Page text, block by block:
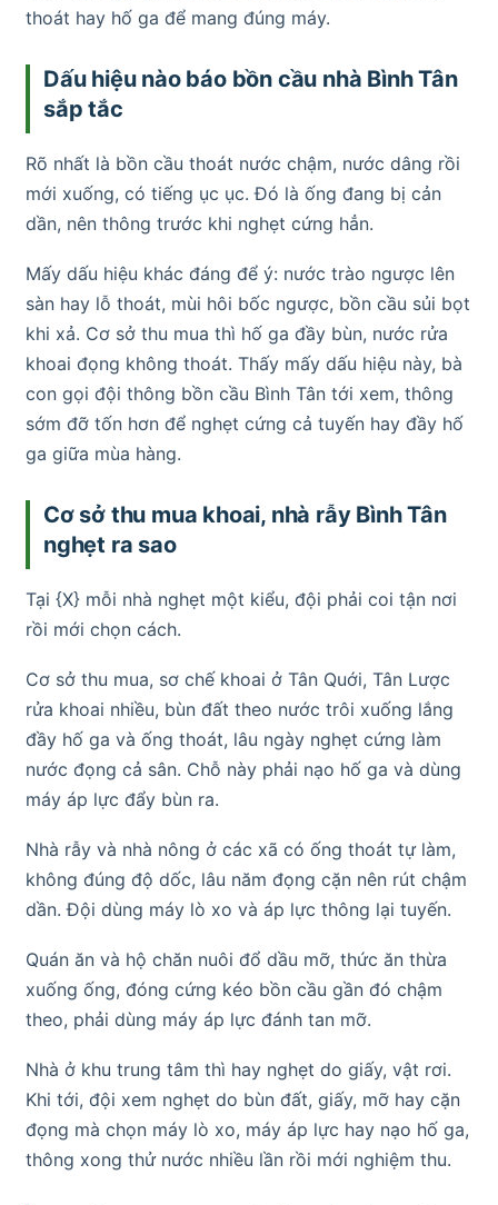
thoát hay hố ga để mang đúng máy.
Dấu hiệu nào báo bồn cầu nhà Bình Tân
sắp tắc
Rõ nhất là bồn cầu thoát nước chậm, nước dâng rồi
mới xuống, có tiếng ục ục. Đó là ống đang bị cản
dần, nên thông trước khi nghẹt cứng hẳn.
Mấy dấu hiệu khác đáng để ý: nước trào ngược lên
sàn hay lỗ thoát, mùi hôi bốc ngược, bồn cầu sủi bọt
khi xả. Cơ sở thu mua thì hố ga đầy bùn, nước rửa
khoai đọng không thoát. Thấy mấy dấu hiệu này, bà
con gọi đội thông bồn cầu Bình Tân tới xem, thông
sớm đỡ tốn hơn để nghẹt cứng cả tuyến hay đầy hố
ga giữa mùa hàng.
Cơ sở thu mua khoai, nhà rẫy Bình Tân
nghẹt ra sao
Tại {X} mỗi nhà nghẹt một kiểu, đội phải coi tận nơi
rồi mới chọn cách.
Cơ sở thu mua, sơ chế khoai ở Tân Quới, Tân Lược
rửa khoai nhiều, bùn đất theo nước trôi xuống lắng
đầy hố ga và ống thoát, lâu ngày nghẹt cứng làm
nước đọng cả sân. Chỗ này phải nạo hố ga và dùng
máy áp lực đẩy bùn ra.
Nhà rẫy và nhà nông ở các xã có ống thoát tự làm,
không đúng độ dốc, lâu năm đọng cặn nên rút chậm
dần. Đội dùng máy lò xo và áp lực thông lại tuyến.
Quán ăn và hộ chăn nuôi đổ dầu mỡ, thức ăn thừa
xuống ống, đóng cứng kéo bồn cầu gần đó chậm
theo, phải dùng máy áp lực đánh tan mỡ.
Nhà ở khu trung tâm thì hay nghẹt do giấy, vật rơi.
Khi tới, đội xem nghẹt do bùn đất, giấy, mỡ hay cặn
đọng mà chọn máy lò xo, máy áp lực hay nạo hố ga,
thông xong thử nước nhiều lần rồi mới nghiệm thu.